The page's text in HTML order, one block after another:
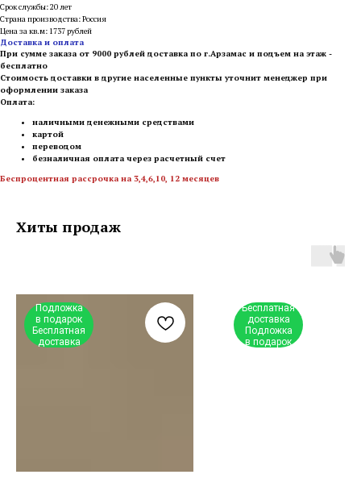
Срок службы: 20 лет
Страна производства: Россия
Цена за кв.м: 1737 рублей
Доставка и оплата
При сумме заказа от 9000 рублей доставка по г.Арзамас и подъем на этаж -
бесплатно
Стоимость доставки в другие населенные пункты уточнит менеджер при
оформлении заказа
Оплата:
наличными денежными средствами
картой
переводом
безналичная оплата через расчетный счет
Беспроцентная рассрочка на 3,4,6,10, 12 месяцев
Хиты продаж
Подложка
в подарок
Бесплатная
доставка
Бесплатная
доставка
Подложка
в подарок